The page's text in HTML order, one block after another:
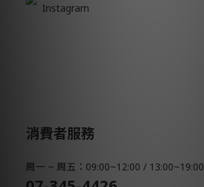
Instagram
消費者服務
周一 ~ 周五：09:00~12:00 / 13:00~19:00